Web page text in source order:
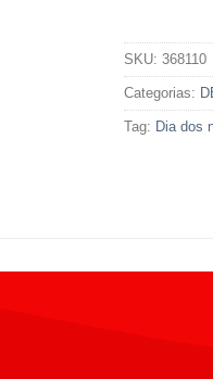
SKU:368110
Categorias:
Tag: Dia dos